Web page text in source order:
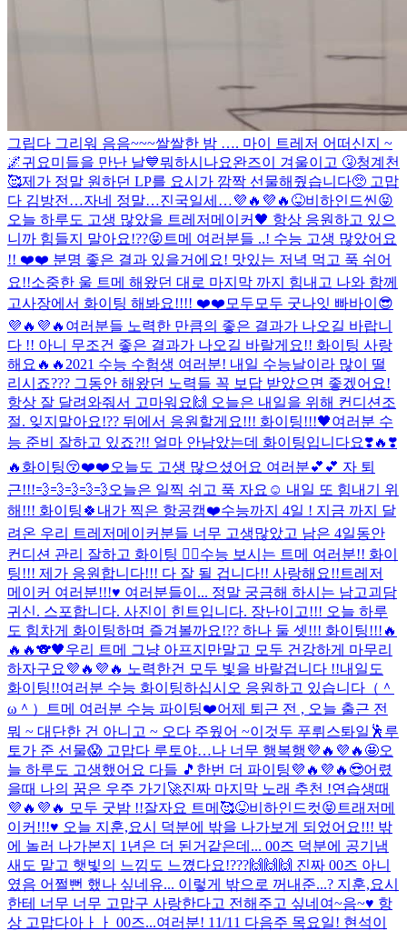
그립다 그리워 음음~~~쌀쌀한 밤 …. 마이 트레저 어떠신지 ~
🌌귀요미들을 만난 날💙뭐하시나요완즈이 겨울이고 🤧청계천
🥰제가 정말 원하던 LP를 요시가 깜짝 선물해줬습니다🥺 고맙
다 김방전…자네 정말…진국일세…💜🔥💜🔥 😝비하인드씬😝
오늘 하루도 고생 많았을 트레저메이커🖤 항상 응원하고 있으
니까 힘들지 말아요!??😝 트메 여러분들 ..! 수능 고생 많았어요
!! ❤️❤️ 분명 좋은 결과 있을거에요! 맛있는 저녁 먹고 푹 쉬어
요!!소중한 울 트메 해왔던 대로 마지막 까지 힘내고 나와 함께
고사장에서 화이팅 해봐요!!!! ❤️❤️ 모두모두 굿나잇 빠바이😎
💜🔥💜🔥 여러분들 노력한 만큼의 좋은 결과가 나오길 바랍니
다 !! 아니 무조건 좋은 결과가 나오길 바랄게요!! 화이팅 사랑
해요🔥🔥 2021 수능 수험생 여러분! 내일 수능날이라 많이 떨
리시죠??? 그동안 해왔던 노력들 꼭 보답 받았으면 좋겠어요!
항상 잘 달려와줘서 고마워요🙌 오늘은 내일을 위해 컨디션조
절. 잊지말아요!?? 뒤에서 응원할게요!!! 화이팅!!!🖤여러분 수
능 준비 잘하고 있죠?!! 얼마 안남았는데 화이팅입니다요❣️🔥❣️
🔥 화이팅😚❤️❤️오늘도 고생 많으셨어요 여러분💕💕 자 퇴
근!!!💨💨💨💨💨오늘은 일찍 쉬고 푹 자요☺️ 내일 또 힘내기 위
해!!! 화이팅🍀 내가 찍은 항공캠❤️수능까지 4일 ! 지금 까지 달
려온 우리 트레저메이커분들 너무 고생많았고 남은 4일동안
컨디션 관리 잘하고 화이팅 ❤️‍🔥수능 보시는 트메 여러분!! 화이
팅!!! 제가 응원합니다!!! 다 잘 될 겁니다!! 사랑해요!! 트레저
메이커 여러분!!!♥️ 여러분들이... 정말 궁금해 하시는 남고괴담
귀신. 스포합니다. 사진이 힌트입니다. 장난이고!!! 오늘 하루
도 힘차게 화이팅하며 즐겨볼까요!?? 하나 둘 셋!!! 화이팅!!!🔥
🔥🔥🐨🖤우리 트메 그냥 아프지만말고 모두 건강하게 마무리
하자구요💜🔥💜🔥 노력한건 모두 빛을 바랄겁니다 !!내일도
화이팅!!여러분 수능 화이팅하십시오 응원하고 있습니다（＾
ω＾）
트메 여러분 수능 파이팅❤️어제 퇴근 전 , 오늘 출근 전
뭐 ~ 대단한 건 아니고 ~ 오다 주웠어 ~이것두 푸뤼스톼일🕺 루
토가 준 선물😱 고맙다 루토야…나 너무 행복행💜🔥💜🔥🤩오
늘 하루도 고생했어요 다들 🎵 한번 더 파이팅💜🔥💜🔥😎어렸
을때 나의 꿈은 우주 가기🚀진짜 마지막 노래 추천 !연습생때
💜🔥💜🔥 모두 굿밤 !!잘자요 트메🥰😝비하인드컷😝 트래저메
이커!!!♥️ 오늘 지훈,요시 덕분에 밖을 나가보게 되었어요!!! 밖
에 놀러 나가본지 1년은 더 된거같은데... 00즈 덕분에 공기냄
새도 맡고 햇빛의 느낌도 느꼈다요!???🙌🙌🙌 진짜 00즈 아니
였음 어쩔뻔 했나 싶네유... 이렇게 밖으로 꺼내준...? 지훈,요시
한테 너무 너무 고맙구 사랑한다고 전해주고 싶네여~음~♥️ 항
상 고맙다아ㅏㅏ 00즈...여러분! 11/11 다음주 목요일! 현석이